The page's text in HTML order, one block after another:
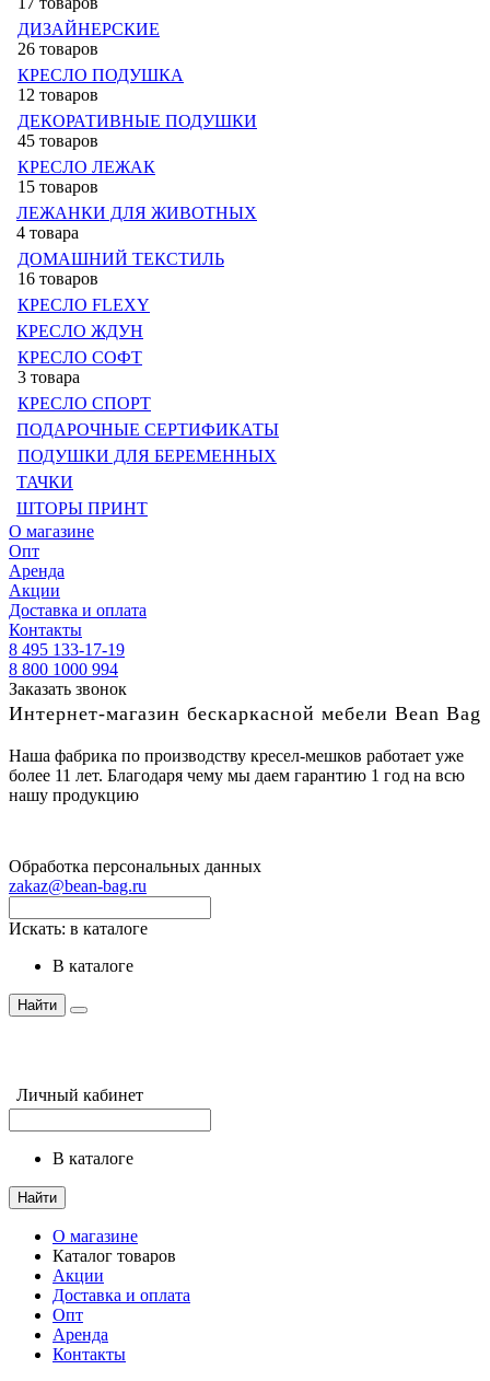
ДИЗАЙНЕРСКИЕ
26 товаров
КРЕСЛО ПОДУШКА
12 товаров
ДЕКОРАТИВНЫЕ ПОДУШКИ
45 товаров
КРЕСЛО ЛЕЖАК
15 товаров
ЛЕЖАНКИ ДЛЯ ЖИВОТНЫХ
4 товара
ДОМАШНИЙ ТЕКСТИЛЬ
16 товаров
КРЕСЛО FLEXY
КРЕСЛО ЖДУН
КРЕСЛО СОФТ
3 товара
КРЕСЛО СПОРТ
ПОДАРОЧНЫЕ СЕРТИФИКАТЫ
ПОДУШКИ ДЛЯ БЕРЕМЕННЫХ
ТАЧКИ
ШТОРЫ ПРИНТ
О магазине
Опт
Аренда
Акции
Доставка и оплата
Контакты
8 495 133-17-19
8 800 1000 994
Заказать звонок
Интернет-магазин бескаркасной мебели Bean Bag
Наша фабрика по производству кресел-мешков работает уже
более 11 лет. Благодаря чему мы даем гарантию 1 год на всю
нашу продукцию
Обработка персональных данных
zakaz@bean-bag.ru
Искать: в каталоге
в каталоге
Найти
Личный кабинет
в каталоге
Найти
О магазине
Каталог товаров
Акции
Доставка и оплата
Опт
Аренда
Контакты